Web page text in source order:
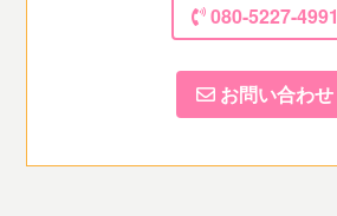
080-5227-4991
お問い合わせ